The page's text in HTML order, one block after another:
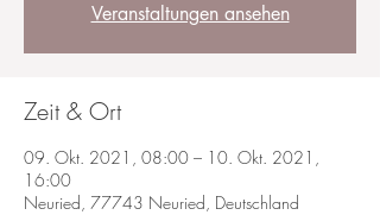
Veranstaltungen ansehen
Zeit & Ort
09. Okt. 2021, 08:00 – 10. Okt. 2021,
16:00
Neuried, 77743 Neuried, Deutschland